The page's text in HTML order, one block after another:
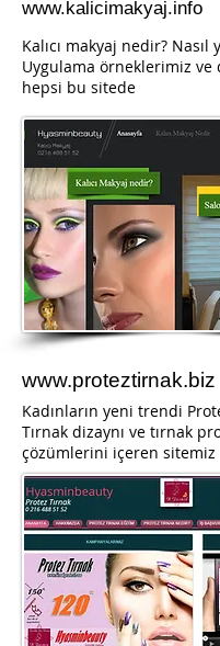
www.kalicimakyaj.info
Kalıcı makyaj nedir? Nasıl
Uygulama örneklerimiz ve
hepsi bu sitede
Kadınların yeni trendi
Tırnak dizaynı ve tırnak
çözümlerini içeren sitemiz
www.proteztirnak.biz